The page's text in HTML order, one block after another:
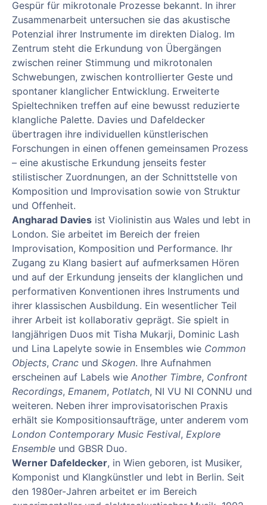
Gespür für mikrotonale Prozesse bekannt. In ihrer
Zusammenarbeit untersuchen sie das akustische
Potenzial ihrer Instrumente im direkten Dialog. Im
Zentrum steht die Erkundung von Übergängen
zwischen reiner Stimmung und mikrotonalen
Schwebungen, zwischen kontrollierter Geste und
spontaner klanglicher Entwicklung. Erweiterte
Spieltechniken treffen auf eine bewusst reduzierte
klangliche Palette. Davies und Dafeldecker
übertragen ihre individuellen künstlerischen
Forschungen in einen offenen gemeinsamen Prozess
– eine akustische Erkundung jenseits fester
stilistischer Zuordnungen, an der Schnittstelle von
Komposition und Improvisation sowie von Struktur
und Offenheit.
Angharad Davies ist Violinistin aus Wales und lebt in
London. Sie arbeitet im Bereich der freien
Improvisation, Komposition und Performance. Ihr
Zugang zu Klang basiert auf aufmerksamen Hören
und auf der Erkundung jenseits der klanglichen und
performativen Konventionen ihres Instruments und
ihrer klassischen Ausbildung. Ein wesentlicher Teil
ihrer Arbeit ist kollaborativ geprägt. Sie spielt in
langjährigen Duos mit Tisha Mukarji, Dominic Lash
und Lina Lapelyte sowie in Ensembles wie Common
Objects, Cranc und Skogen. Ihre Aufnahmen
erscheinen auf Labels wie Another Timbre, Confront
Recordings, Emanem, Potlatch, NI VU NI CONNU und
weiteren. Neben ihrer improvisatorischen Praxis
erhält sie Kompositionsaufträge, unter anderem vom
London Contemporary Music Festival, Explore
Ensemble und GBSR Duo.
Werner Dafeldecker, in Wien geboren, ist Musiker,
Komponist und Klangkünstler und lebt in Berlin. Seit
den 1980er-Jahren arbeitet er im Bereich